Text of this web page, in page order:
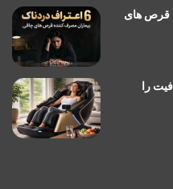
قرص های
را